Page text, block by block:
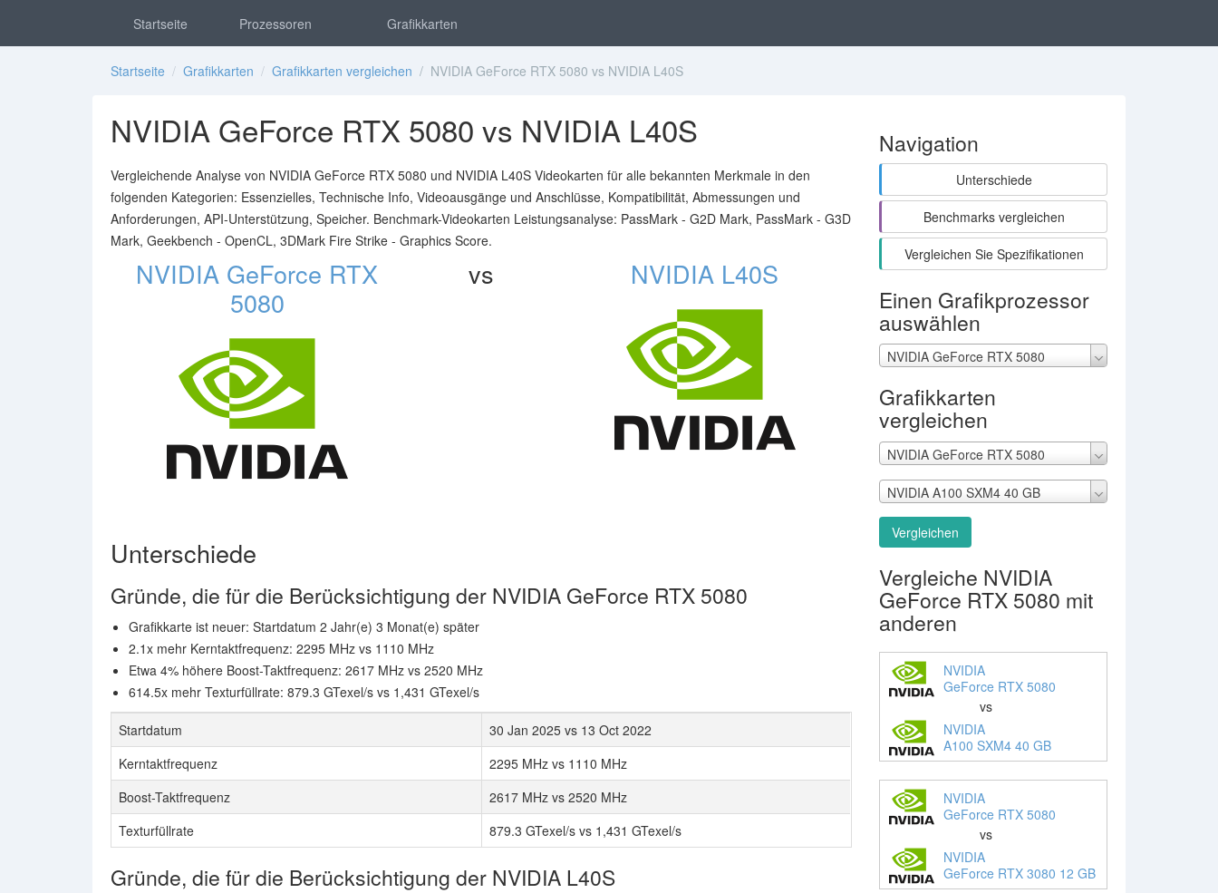
Startseite Prozessoren Grafikkarten
Startseite / Grafikkarten / Grafikkarten vergleichen / NVIDIA GeForce RTX 5080 vs NVIDIA L40S
NVIDIA GeForce RTX 5080 vs NVIDIA L40S
Vergleichende Analyse von NVIDIA GeForce RTX 5080 und NVIDIA L40S Videokarten für alle bekannten Merkmale in den
folgenden Kategorien: Essenzielles, Technische Info, Videoausgänge und Anschlüsse, Kompatibilität, Abmessungen und
Anforderungen, API-Unterstützung, Speicher. Benchmark-Videokarten Leistungsanalyse: PassMark - G2D Mark, PassMark - G3D
Mark, Geekbench - OpenCL, 3DMark Fire Strike - Graphics Score.
NVIDIA GeForce RTX
5080
vs NVIDIA L40S
Unterschiede
Gründe, die für die Berücksichtigung der NVIDIA GeForce RTX 5080
Grafikkarte ist neuer: Startdatum 2 Jahr(e) 3 Monat(e) später
2.1x mehr Kerntaktfrequenz: 2295 MHz vs 1110 MHz
Etwa 4% höhere Boost-Taktfrequenz: 2617 MHz vs 2520 MHz
614.5x mehr Texturfüllrate: 879.3 GTexel/s vs 1,431 GTexel/s
Startdatum
30 Jan 2025 vs 13 Oct 2022
Kerntaktfrequenz
2295 MHz vs 1110 MHz
Boost-Taktfrequenz
2617 MHz vs 2520 MHz
Texturfüllrate
879.3 GTexel/s vs 1,431 GTexel/s
Gründe, die für die Berücksichtigung der NVIDIA L40S
Navigation
Unterschiede
Benchmarks vergleichen
Vergleichen Sie Spezifikationen
Einen Grafikprozessor
auswählen
NVIDIA GeForce RTX 5080
Grafikkarten
vergleichen
NVIDIA GeForce RTX 5080
NVIDIA A100 SXM4 40 GB
Vergleichen
Vergleiche NVIDIA
GeForce RTX 5080 mit
anderen
NVIDIA
GeForce RTX 5080
vs
NVIDIA
A100 SXM4 40 GB
NVIDIA
GeForce RTX 5080
vs
NVIDIA
GeForce RTX 3080 12 GB